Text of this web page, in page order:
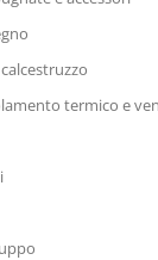
termico e